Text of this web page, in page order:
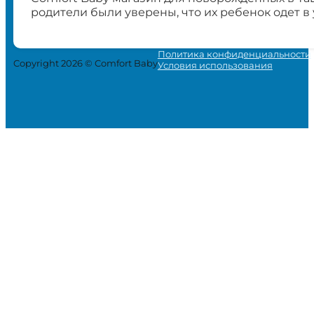
родители были уверены, что их ребенок одет
Copyright 2026 © Comfort Baby
Политика конфиденциальности
Условия использования